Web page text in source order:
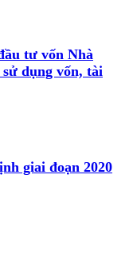
tư vốn Nhà
dụng vốn, tài
giai đoạn 2020